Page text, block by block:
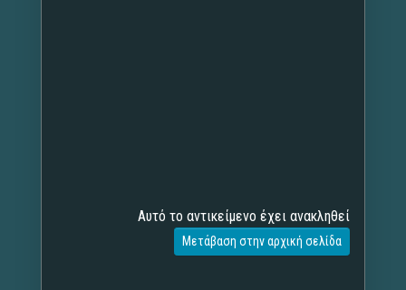
Αυτό το αντικείμενο έχει ανακληθεί
Μετάβαση στην αρχική σελίδα